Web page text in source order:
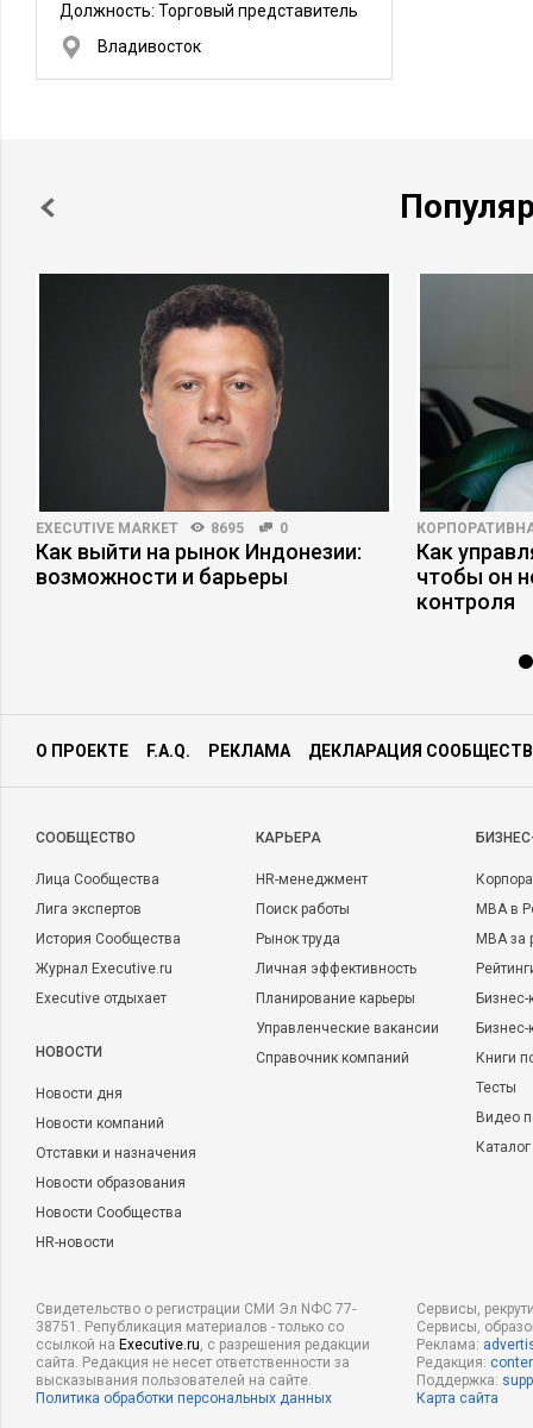
Должность: Торговый представитель
Владивосток
EXECUTIVE MARKET 8695 0
Как выйти на рынок Индонезии:
возможности и барьеры
Как
чтобы он
контроля
О ПРОЕКТЕ F.A.Q. РЕКЛАМА ДЕКЛАРАЦИЯ
CООБЩЕСТВО
Лица Сообщества
Лига экспертов
История Сообщества
Журнал Executive.ru
Executive отдыхает
НОВОСТИ
Новости дня
Новости компаний
Отставки и назначения
Новости образования
Новости Сообщества
HR-новости
КАРЬЕРА
HR-менеджмент
Поиск работы
Рынок труда
Личная эффективность
Планирование карьеры
Управленческие вакансии
Справочник компаний
MBA в
MBA
Бизнес-
Книги
Тесты
Видео
Свидетельство о регистрации СМИ Эл NФС 77-
38751. Републикация материалов - только со
ссылкой на Executive.ru, с разрешения редакции
сайта. Редакция не несет ответственности за
высказывания пользователей на сайте.
Политика обработки персональных данных
Сервисы,
Сервисы,
Реклама:
Редакция:
Поддержка:
Карта сайта